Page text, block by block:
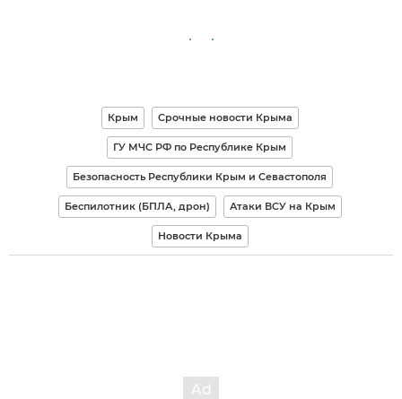
Крым Срочные новости Крыма
ГУ МЧС РФ по Республике Крым
Безопасность Республики Крым и Севастополя
Беспилотник (БПЛА, дрон) Атаки ВСУ на Крым
Новости Крыма